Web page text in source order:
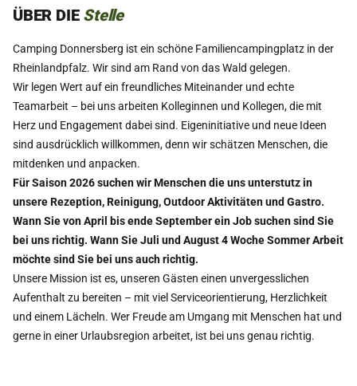
ÜBER DIE Stelle
Camping Donnersberg ist ein schöne Familiencampingplatz in der
Rheinlandpfalz. Wir sind am Rand von das Wald gelegen.
Wir legen Wert auf ein freundliches Miteinander und echte
Teamarbeit – bei uns arbeiten Kolleginnen und Kollegen, die mit
Herz und Engagement dabei sind. Eigeninitiative und neue Ideen
sind ausdrücklich willkommen, denn wir schätzen Menschen, die
mitdenken und anpacken.
Für Saison 2026 suchen wir Menschen die uns unterstutz in
unsere Rezeption, Reinigung, Outdoor Aktivitäten und Gastro.
Wann Sie von April bis ende September ein Job suchen sind Sie
bei uns richtig. Wann Sie Juli und August 4 Woche Sommer Arbeit
möchte sind Sie bei uns auch richtig.
Unsere Mission ist es, unseren Gästen einen unvergesslichen
Aufenthalt zu bereiten – mit viel Serviceorientierung, Herzlichkeit
und einem Lächeln. Wer Freude am Umgang mit Menschen hat und
gerne in einer Urlaubsregion arbeitet, ist bei uns genau richtig.